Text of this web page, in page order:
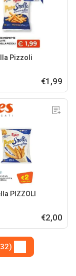
Pizzoli
€1,99
PIZZOLI
€2,00